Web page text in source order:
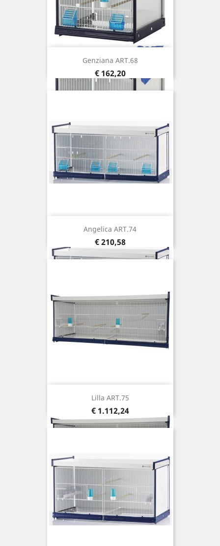
Genziana ART.68
Prijs
€ 162,20
Angelica ART.74
Prijs
€ 210,58
Lilla ART.75
Prijs
€ 1.112,24